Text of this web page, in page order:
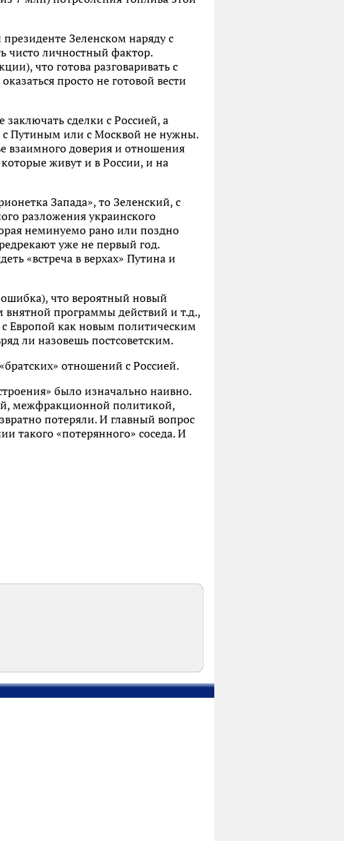
Зеленском наряду с
чисто личностный фактор.
что готова разговаривать с
просто не готовой вести
сделки с Россией, а
с Путиным или с Москвой не нужны.
взаимного доверия и отношения
живут и в России, и на
Запада», то Зеленский, с
разложения украинского
неминуемо рано или поздно
уже не первый год.
«встреча в верхах» Путина и
что вероятный новый
внятной программы действий и т.д.,
Европой как новым политическим
ли назовешь постсоветским.
отношений с Россией.
было изначально наивно.
межфракционной политикой,
потеряли. И главный вопрос
такого «потерянного» соседа. И